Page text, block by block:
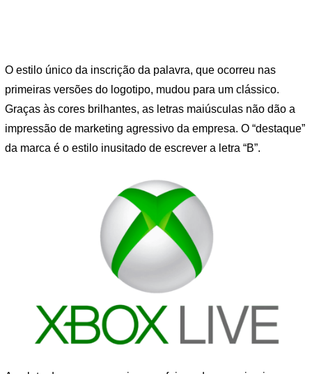
O estilo único da inscrição da palavra, que ocorreu nas
primeiras versões do logotipo, mudou para um clássico.
Graças às cores brilhantes, as letras maiúsculas não dão a
impressão de marketing agressivo da empresa. O “destaque”
da marca é o estilo inusitado de escrever a letra “B”.